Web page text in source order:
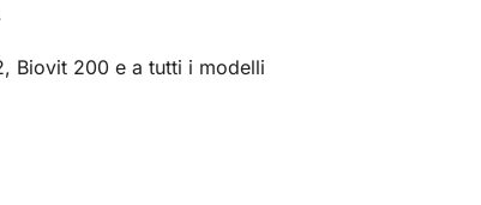
Biovit 200 e a tutti i modelli